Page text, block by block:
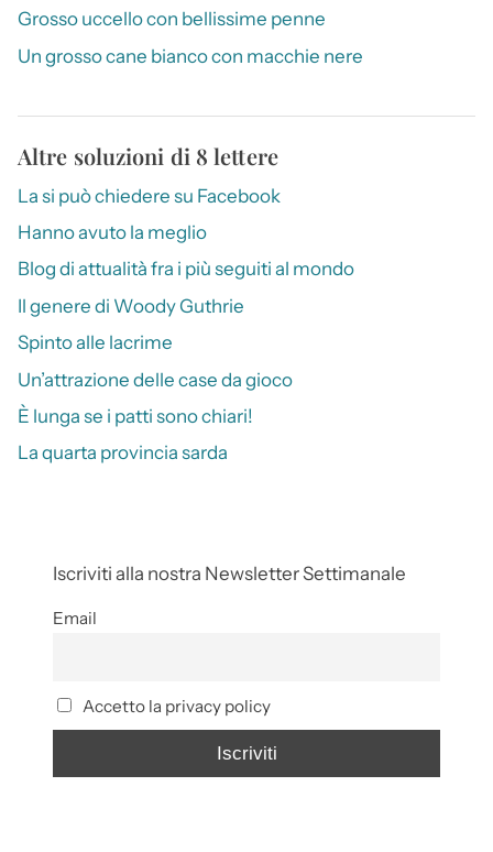
Grosso uccello con bellissime penne
Un grosso cane bianco con macchie nere
Altre soluzioni di 8 lettere
La si può chiedere su Facebook
Hanno avuto la meglio
Blog di attualità fra i più seguiti al mondo
Il genere di Woody Guthrie
Spinto alle lacrime
Un’attrazione delle case da gioco
È lunga se i patti sono chiari!
La quarta provincia sarda
Iscriviti alla nostra Newsletter Settimanale
Email
Accetto la privacy policy